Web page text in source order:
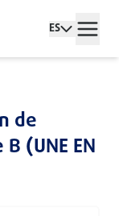
ES
de
(UNE EN